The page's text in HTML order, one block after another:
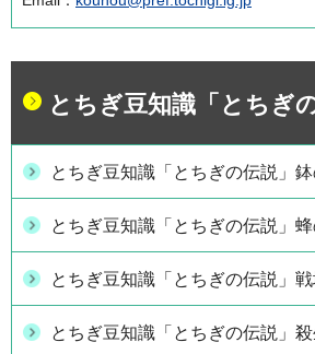
とちぎ豆知識「とちぎ
とちぎ豆知識「とちぎの伝説」
とちぎ豆知識「とちぎの伝説」
とちぎ豆知識「とちぎの伝説」
とちぎ豆知識「とちぎの伝説」